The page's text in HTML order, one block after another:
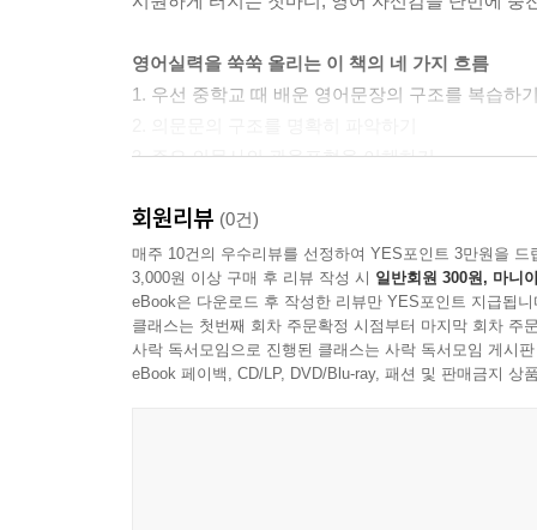
‘어느 가게가 ~?’라고 묻는 Which store
알아두면 편리한 그 외의 Which
5장 의문부사 When·Where·Why·How를 마스터하
‘~는 언제입니까?’라고 묻는 When
‘언제 ~할 건가요?’라고 묻는 When will
‘언제 ~합니까?’라고 묻는 When do[does, did] ~?
알아두면 편리한 그 외의 When
2.Where는 이렇게 쓰면 OK!
‘~는 어디에?’라고 묻는 Where
영어실력을 쑥쑥 올리는 이 책의 네 가지 흐름
1. 우선 중학교 때 배운 영어문장의 구조를 복습하
3. 주요 의문사의 관용표현을 이해하기
출판사리뷰
영어가 갑자기 유창해지는 보편타당한 비밀
‘영어, 왕도는 없으니, 무엇이든 해두면 결국 도
노력조차 과욕이고 사치이다. 영어가 급하지만
‘잘한다’는 인상을 줄 수 있는 정도의 만족감과 자
회원리뷰 (0건)
매주 10건의 우수리뷰를 선정하여 YES포인트 3만원을 드
3,000원 이상 구매 후 리뷰 작성 시 일반회원 300원, 마니
eBook은 다운로드 후 작성한 리뷰만 YES포인트 지급됩니
클래스는 첫번째 회차 주문확정 시점부터 마지막 회차 주
사락 독서모임으로 진행된 클래스는 사락 독서모임 게시
eBook 페이백, CD/LP, DVD/Blu-ray, 패션 및 판매금지 상